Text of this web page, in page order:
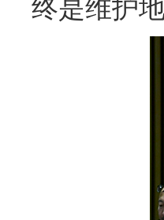
终是维护